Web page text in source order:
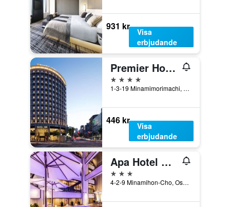
931 kr
Visa
erbjudande
Premier Hotel Cabin President Osaka
4 stjärnor
1-3-19 Minamimorimachi, Kita-ku, Osaka, Japan
446 kr
Visa
erbjudande
Apa Hotel & Resort Midosuji Hommachi Ekimae Tower
3 stjärnor
4-2-9 Minamihon-Cho, Osaka, Japan